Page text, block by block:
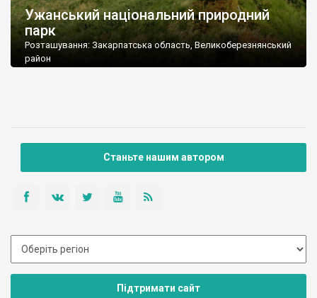
Ужанський національний природний
парк
Розташування: Закарпатська область, Великоберезнянський
район
Станьте нашим автором
Підтримати сайт